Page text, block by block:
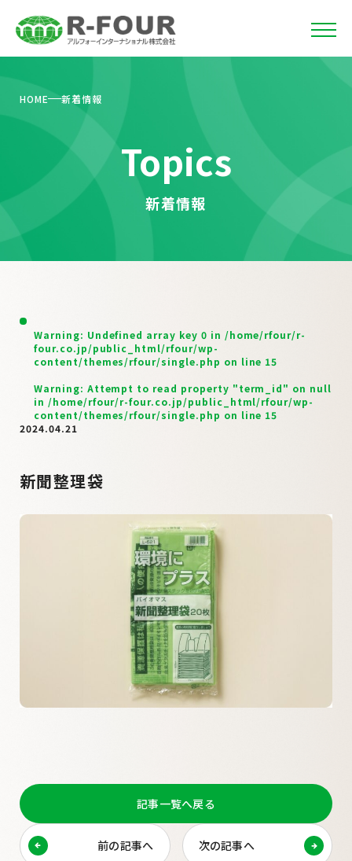
HOME 新着情報
Topics
新着情報
Warning: Undefined array key 0 in /home/rfour/r-
four.co.jp/public_html/rfour/wp-
content/themes/rfour/single.php on line 15
Warning: Attempt to read property "term_id" on null
in /home/rfour/r-four.co.jp/public_html/rfour/wp-
content/themes/rfour/single.php on line 15
2024.04.21
新聞整理袋
前の記事へ
記事一覧へ戻る
次の記事へ